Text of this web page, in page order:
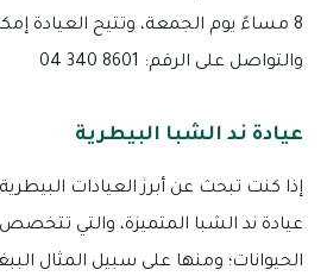
8 مساءً يوم الجمعة، وتتيح العيادة
والتواصل على الرقم: 8601 340 04
عيادة ند الشبا البيطرية
إذا كنت تبحث عن أبرز العيادات
عيادة ند الشبا المتميزة، والتي
الحيوانات؛ ومنها على سبيل المثال